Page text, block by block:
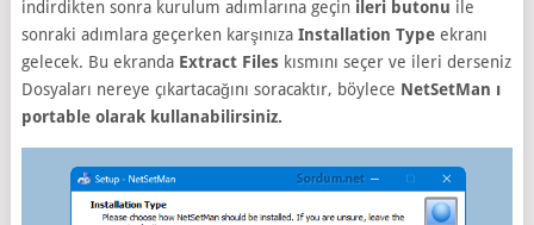
indirdikten sonra kurulum adımlarına geçin ileri butonu ile
sonraki adımlara geçerken karşınıza Installation Typeekranı
gelecek. Bu ekranda Extract Fileskısmını seçer ve ileri derseniz
Dosyaları nereye çıkartacağını soracaktır, böylece NetSetMan ı
portable olarak kullanabilirsiniz.